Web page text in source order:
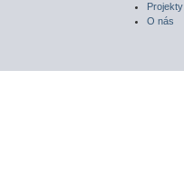
Projekty
O nás